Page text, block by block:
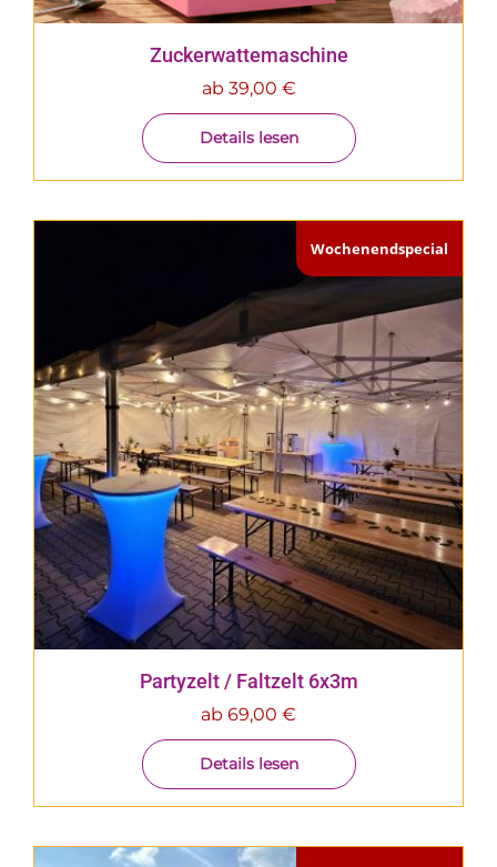
Zuckerwattemaschine
ab 39,00 €
Details lesen
Wochenendspecial
Partyzelt / Faltzelt 6x3m
ab 69,00 €
Details lesen